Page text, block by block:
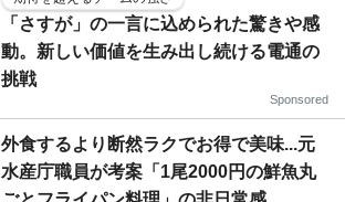
「さすが」の一言に込められた驚きや感
動。新しい価値を生み出し続ける電通の
挑戦
Sponsored
外食するより断然ラクでお得で美味...元
水産庁職員が考案「1尾2000円の鮮魚丸